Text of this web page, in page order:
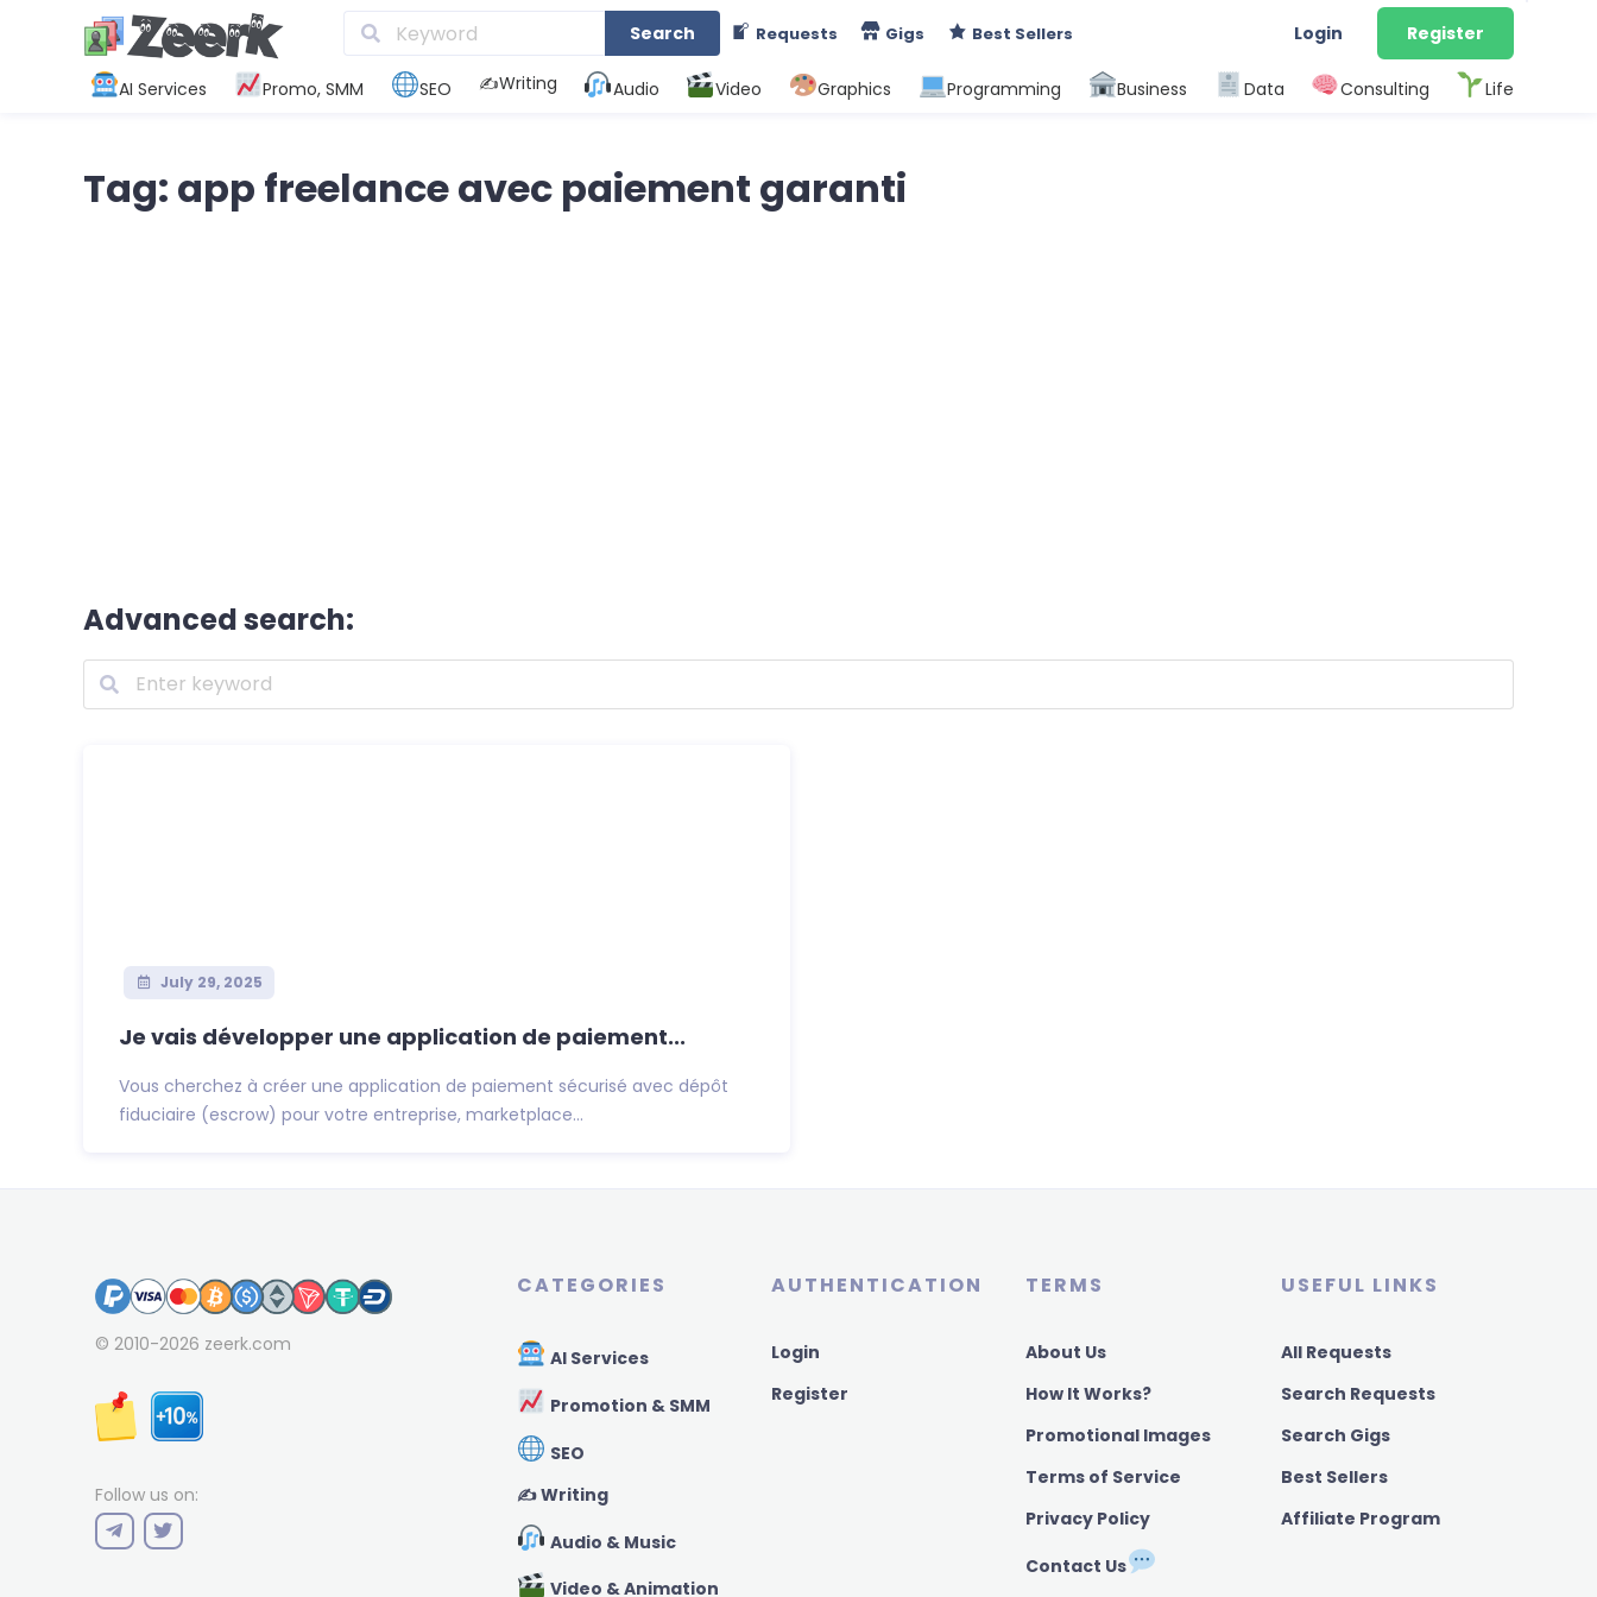
Search Requests Gigs Best Sellers Login Register
AI Services Promo, SMM SEO ✍️Writing Audio Video Graphics Programming Business Data Consulting Life
Tag: app freelance avec paiement garanti
Advanced search:
July 29, 2025
Je vais développer une application de paiement...
Vous cherchez à créer une application de paiement sécurisé avec dépôt
fiduciaire (escrow) pour votre entreprise, marketplace...
© 2010-2026 zeerk.com
Follow us on:
CATEGORIES
AI Services
Promotion & SMM
SEO
✍️ Writing
Audio & Music
Video & Animation
AUTHENTICATION
Login
Register
TERMS
About Us
How It Works?
Promotional Images
Terms of Service
Privacy Policy
Contact Us
USEFUL LINKS
All Requests
Search Requests
Search Gigs
Best Sellers
Affiliate Program